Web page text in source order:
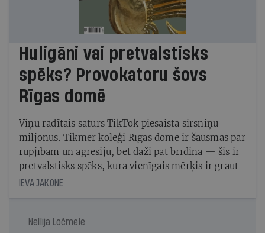
Huligāni vai pretvalstisks
spēks? Provokatoru šovs
Rīgas domē
Viņu radītais saturs TikTok piesaista sirsniņu
miljonus. Tikmēr kolēģi Rīgas domē ir šausmās par
rupjībām un agresiju, bet daži pat brīdina — šis ir
pretvalstisks spēks, kura vienīgais mērķis ir graut
IEVA JAKONE
Nellija Ločmele